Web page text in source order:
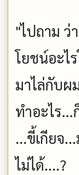
"ไปถาม ว่
โยชน์อะไ
มาไล่กับผ
ทำอะไร
...ขี้เกียจ
ไม่ได้....?